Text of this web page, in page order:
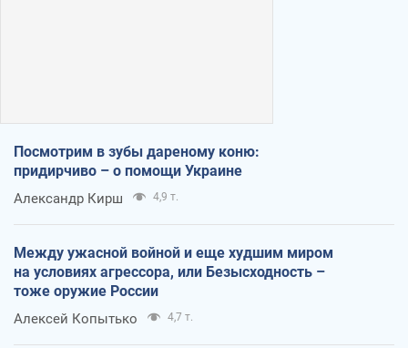
Посмотрим в зубы дареному коню:
придирчиво – о помощи Украине
Александр Кирш 4,9 т.
Между ужасной войной и еще худшим миром
на условиях агрессора, или Безысходность –
тоже оружие России
Алексей Копытько 4,7 т.